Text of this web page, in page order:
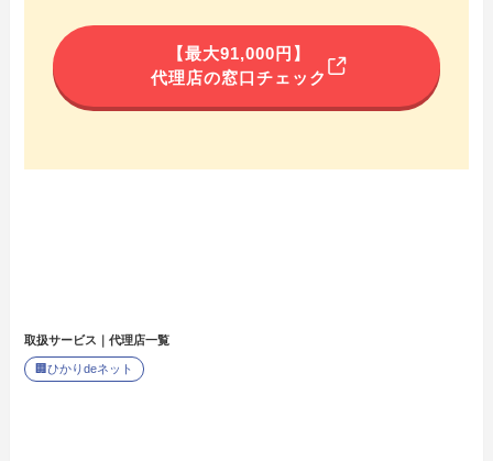
【最大91,000円】
代理店の窓口チェック
取扱サービス｜代理店一覧
🏢ひかりdeネット